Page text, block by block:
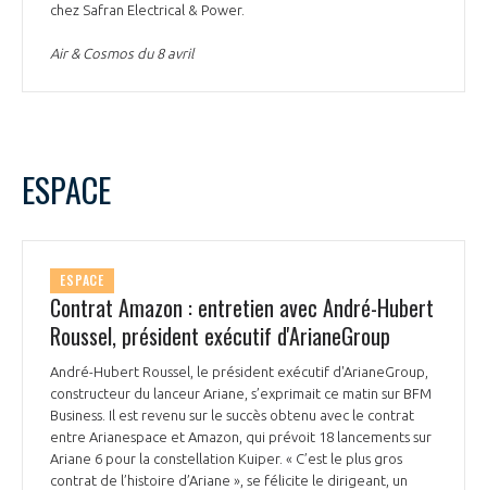
chez Safran Electrical & Power.
Air & Cosmos du 8 avril
ESPACE
ESPACE
Contrat Amazon : entretien avec André-Hubert
Roussel, président exécutif d'ArianeGroup
André-Hubert Roussel, le président exécutif d'ArianeGroup,
constructeur du lanceur Ariane, s’exprimait ce matin sur BFM
Business. Il est revenu sur le succès obtenu avec le contrat
entre Arianespace et Amazon, qui prévoit 18 lancements sur
Ariane 6 pour la constellation Kuiper. « C’est le plus gros
contrat de l’histoire d’Ariane », se félicite le dirigeant, un